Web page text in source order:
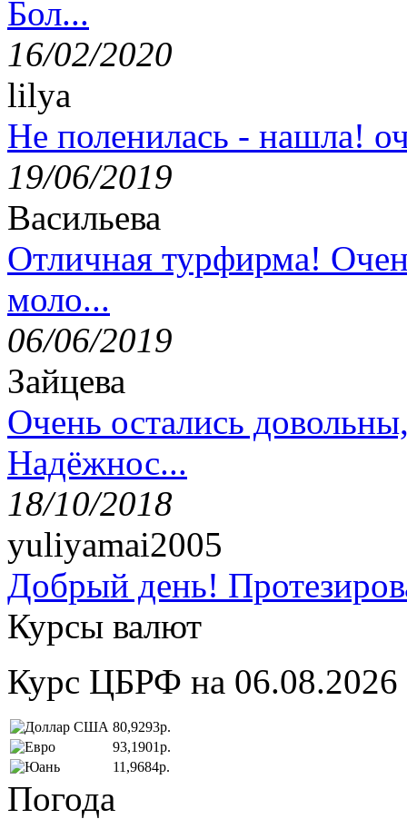
Бол...
16/02/2020
lilya
Не поленилась - нашла!
19/06/2019
Васильева
Отличная турфирма!
моло...
06/06/2019
Зайцева
Очень остались
Надёжнос...
18/10/2018
yuliyamai2005
Добрый день!
Курсы валют
Курс ЦБРФ на 06.08.2026
80,9293р.
93,1901р.
11,9684р.
Погода